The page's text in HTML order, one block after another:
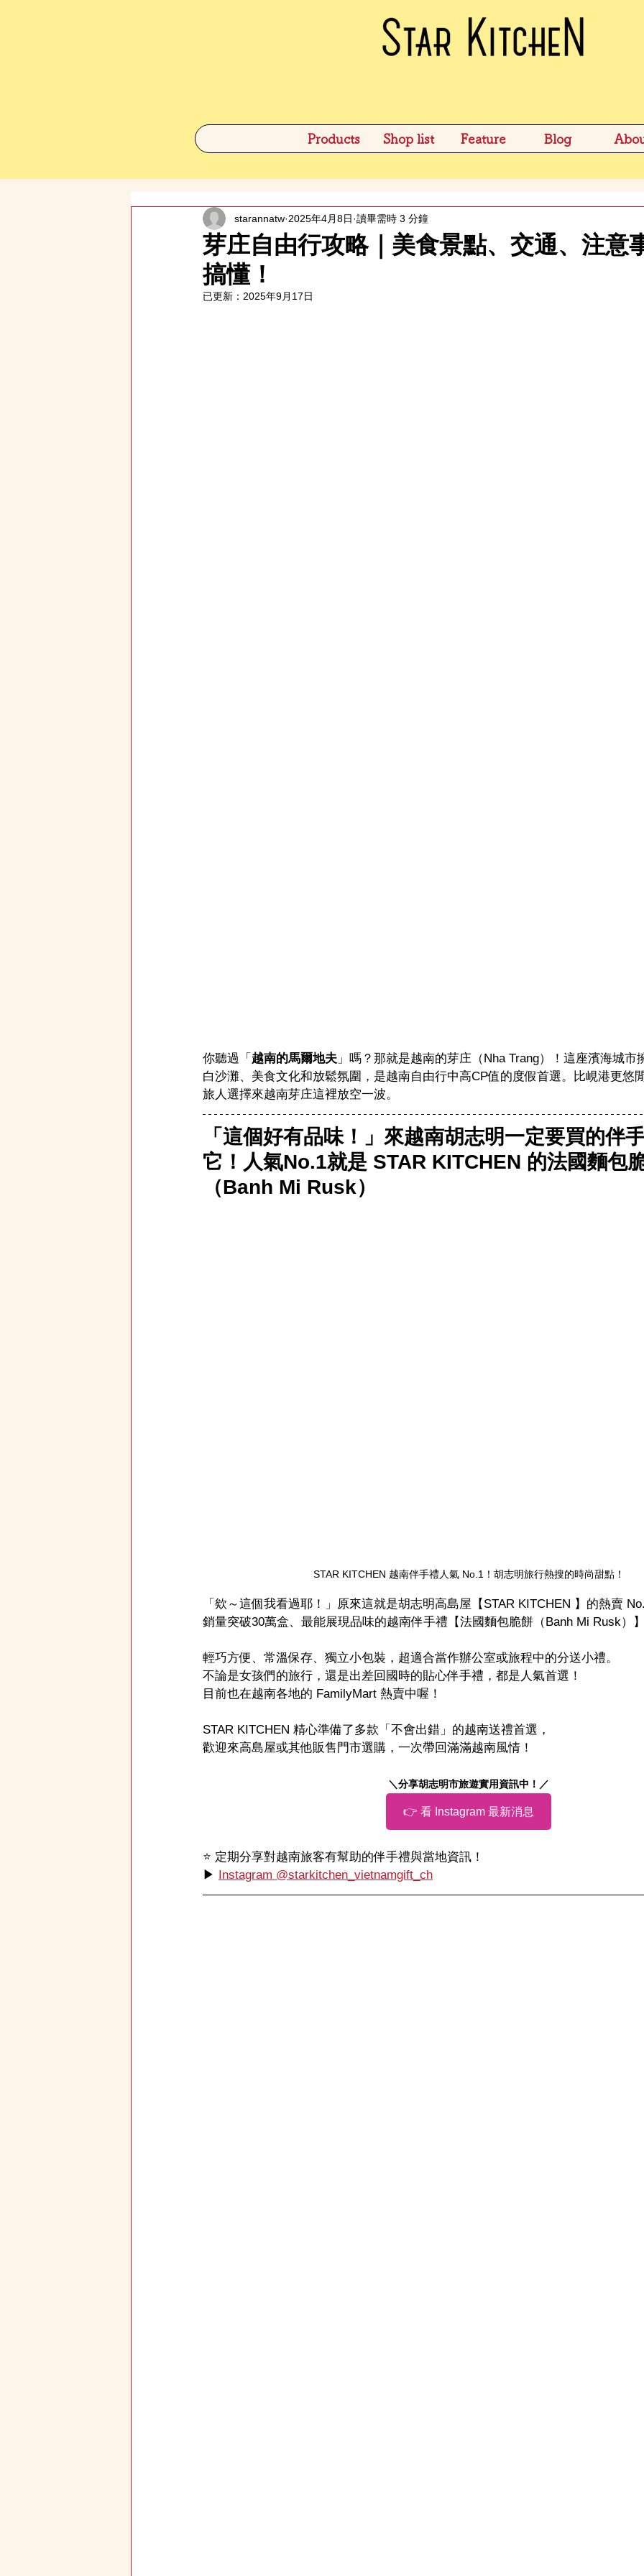
Products Shop list Feature Blog
芽庄自由行攻略｜美食景點、交通、注意
搞懂！
starannatw 2025年4月8日 讀畢需時 3 分鐘
已更新： 2025年9月17日
你聽過「 越南的馬爾地夫 」嗎？那就是越南的芽庄（Nha Trang）！這座濱海城市
白沙灘、美食文化和放鬆氛圍，是越南自由行中高CP值的度假首選。比峴港更悠
旅人選擇來越南芽庄這裡放空一波。
「這個好有品味！」來越南胡志明一定要買的伴
它！人氣No.1就是 STAR KITCHEN 的法國麵包
（Banh Mi Rusk）
STAR KITCHEN 越南伴手禮人氣 No.1！胡志明旅行熱搜的時尚甜點！
「欸～這個我看過耶！」原來這就是胡志明高島屋【STAR KITCHEN 】的熱賣
銷量突破30萬盒、最能展現品味的越南伴手禮【法國麵包脆餅（Banh Mi Rusk）
輕巧方便、常溫保存、獨立小包裝，超適合當作辦公室或旅程中的分送小禮。
不論是女孩們的旅行，還是出差回國時的貼心伴手禮，都是人氣首選！
目前也在越南各地的 FamilyMart 熱賣中喔！
STAR KITCHEN 精心準備了多款「不會出錯」的越南送禮首選，
歡迎來高島屋或其他販售門市選購，一次帶回滿滿越南風情！
＼分享胡志明市旅遊實用資訊中！／
👉 看 Instagram 最新消息
⭐️ 定期分享對越南旅客有幫助的伴手禮與當地資訊！
▶ Instagram @starkitchen_vietnamgift_ch